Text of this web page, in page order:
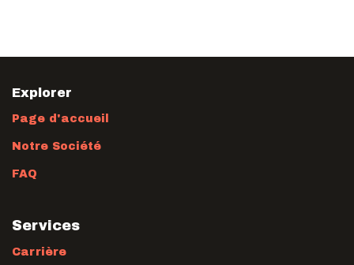
Explorer
Page d'accueil
Notre Société
FAQ
Services
Carrière